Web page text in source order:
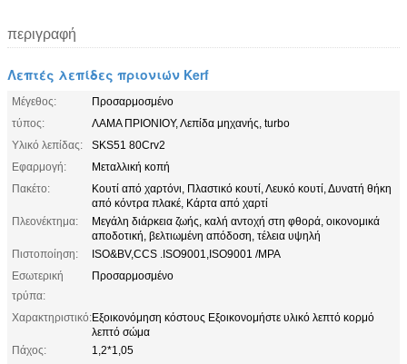
περιγραφή
Λεπτές λεπίδες πριονιών Kerf
Μέγεθος:
Προσαρμοσμένο
τύπος:
ΛΑΜΑ ΠΡΙΟΝΙΟΥ, Λεπίδα μηχανής, turbo
Υλικό λεπίδας:
SKS51 80Crv2
Εφαρμογή:
Μεταλλική κοπή
Πακέτο:
Κουτί από χαρτόνι, Πλαστικό κουτί, Λευκό κουτί, Δυνατή θήκη
από κόντρα πλακέ, Κάρτα από χαρτί
Πλεονέκτημα:
Μεγάλη διάρκεια ζωής, καλή αντοχή στη φθορά, οικονομικά
αποδοτική, βελτιωμένη απόδοση, τέλεια υψηλή
Πιστοποίηση:
ISO&BV,CCS .ISO9001,ISO9001 /MPA
Εσωτερική
τρύπα:
Προσαρμοσμένο
Χαρακτηριστικό:Εξοικονόμηση κόστους Εξοικονομήστε υλικό λεπτό κορμό
λεπτό σώμα
Πάχος:
1,2*1,05